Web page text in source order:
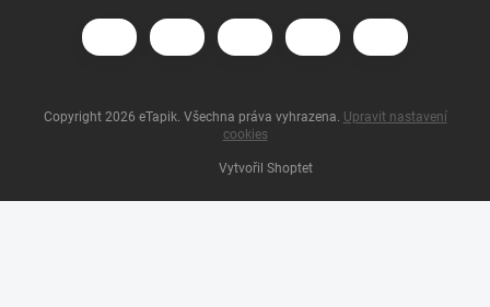
Vytvořil Shoptet
Copyright 2026 eTapik. Všechna práva vyhrazena. Upravit nastavení
cookies